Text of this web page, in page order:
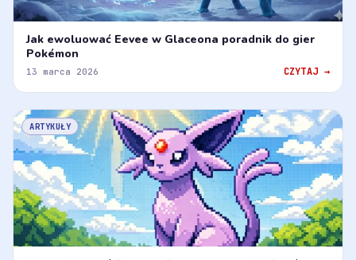
Jak ewoluować Eevee w Glaceona poradnik do gier
Pokémon
13 marca 2026 CZYTAJ →
ARTYKUŁY